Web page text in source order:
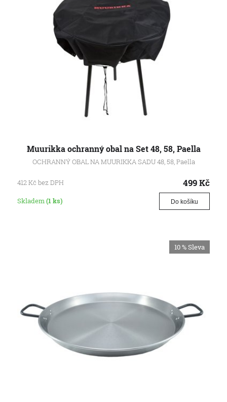
Muurikka ochranný obal na Set 48, 58, Paella
OCHRANNÝ OBAL NA MUURIKKA SADU 48, 58, Paella
412Kč bez DPH 499Kč
Skladem(1 ks) Do košíku
10 %Sleva